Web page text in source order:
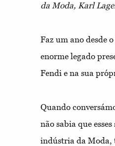
da Moda, Karl
Faz um ano desde
enorme legado
Fendi e na sua
Quando
não sabia que
indústria da Moda,